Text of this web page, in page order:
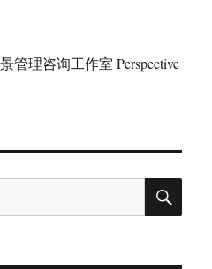
管理咨询工作室 Perspective
搜